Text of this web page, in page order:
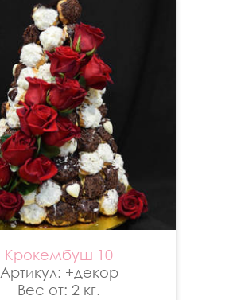
Крокембуш 10
Артикул: +декор
Вес от: 2 кг.